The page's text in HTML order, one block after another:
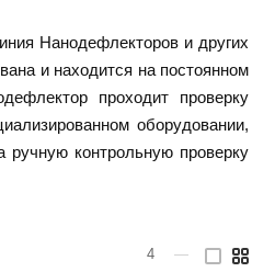
Нанодефлекторов и других
и находится на постоянном
проходит проверку
оборудовании,
ручную контрольную проверку
4 —